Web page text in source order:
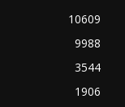
10609
9988
3544
1906